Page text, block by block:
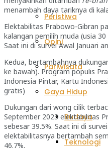
Peristiwa
Opini
Pariwisata
Gaya Hidup
Budaya
Teknologi
menambah daya tariknya di
Elektabilitas Prabowo-Gibran
kalangan pemilih muda (usia
Saat ini di survei Awal Januari
Kedua, bertambahnya
ke bawah). Program populis
Indonesia Pintar, Kartu
gratis)
Dukungan dari wong cilik
September 2023 elektabilitas
sebesar 39.5%. Saat ini di
elektabilitasnya bertambah
46.7%.